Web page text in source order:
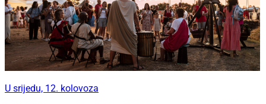
U srijedu, 12. kolovoza